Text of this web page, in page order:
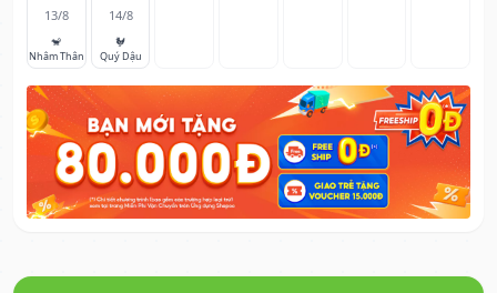
13/8
🐒
Nhâm Thân
14/8
🐓
Quý Dậu